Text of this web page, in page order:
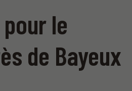
le
de Bayeux